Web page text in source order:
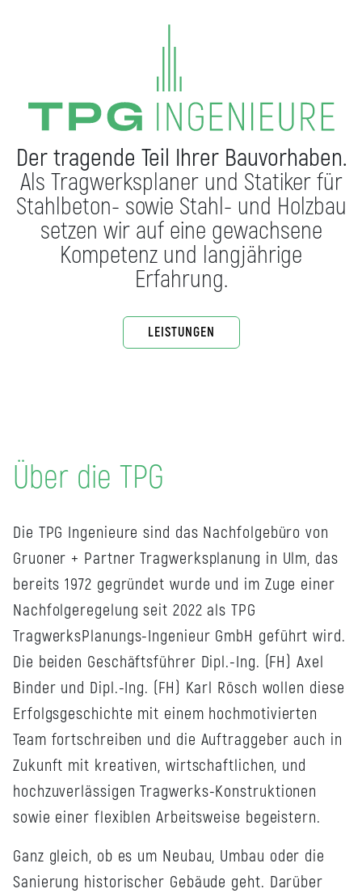
Der tragende Teil Ihrer Bauvorhaben.
Als Tragwerksplaner und Statiker für
Stahlbeton- sowie Stahl- und Holzbau
setzen wir auf eine gewachsene
Kompetenz und langjährige
Erfahrung.
LEISTUNGEN
Über die TPG
Die TPG Ingenieure sind das Nachfolgebüro von
Gruoner + Partner Tragwerksplanung in Ulm, das
bereits 1972 gegründet wurde und im Zuge einer
Nachfolgeregelung seit 2022 als TPG
TragwerksPlanungs-Ingenieur GmbH geführt wird.
Die beiden Geschäftsführer Dipl.-Ing. (FH) Axel
Binder und Dipl.-Ing. (FH) Karl Rösch wollen diese
Erfolgsgeschichte mit einem hochmotivierten
Team fortschreiben und die Auftraggeber auch in
Zukunft mit kreativen, wirtschaftlichen, und
hochzuverlässigen Tragwerks-Konstruktionen
sowie einer flexiblen Arbeitsweise begeistern.
Ganz gleich, ob es um Neubau, Umbau oder die
Sanierung historischer Gebäude geht. Darüber